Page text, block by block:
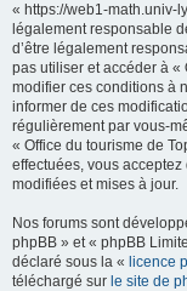
« https://web1-math.univ-
légalement responsable
d’être légalement
pas utiliser et accéder à «
modifier ces conditions à
informer de ces
régulièrement par vous-
« Office du tourisme de
effectuées, vous
modifiées et mises à jour.
Nos forums sont
phpBB » et « phpBB
déclaré sous la « licence
téléchargé sur le site de